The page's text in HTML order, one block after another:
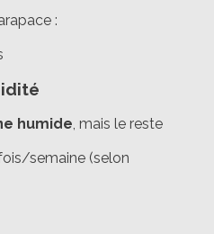
:
humide, mais le reste
semaine (selon